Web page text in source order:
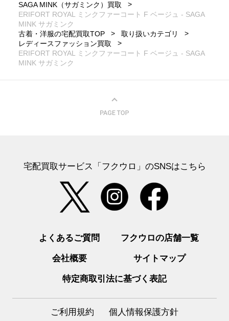
SAGA MINK（サガミンク）買取
ERIFORT ROYAL ミンクファーコート F ベージュ - SAGA
MINK サガミンク
古着・洋服の宅配買取TOP
取り扱いカテゴリ
レディースファッション買取
ERIFORT ROYAL ミンクファーコート F ベージュ - SAGA
MINK サガミンク
宅配買取サービス「フクウロ」のSNSはこちら
よくあるご質問 フクウロの店舗一覧
会社概要 サイトマップ
特定商取引法に基づく表記
ご利用規約 個人情報保護方針